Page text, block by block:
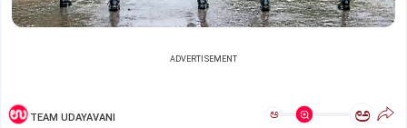
ADVERTISEMENT
TEAM UDAYAVANI ಅ ಅ